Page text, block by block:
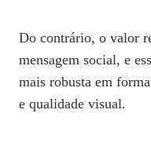
Do contrário, o valor
mensagem social, e
mais robusta em
e qualidade visual.